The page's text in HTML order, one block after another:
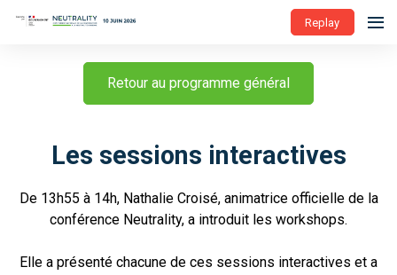
Replay
Retour au programme général
Les sessions interactives
De 13h55 à 14h, Nathalie Croisé, animatrice officielle de la
conférence Neutrality, a introduit les workshops.
Elle a présenté chacune de ces sessions interactives et a